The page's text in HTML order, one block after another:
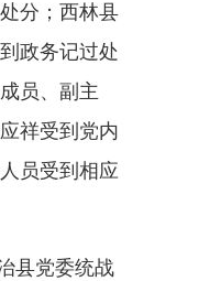
分；西林县
政务记过处
员、副主
祥受到党内
员受到相应
县党委统战